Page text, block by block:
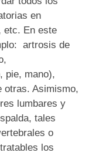
en
etc. En este
artrosis de
pie, mano),
otras. Asimismo,
lumbares y
tales
o
los